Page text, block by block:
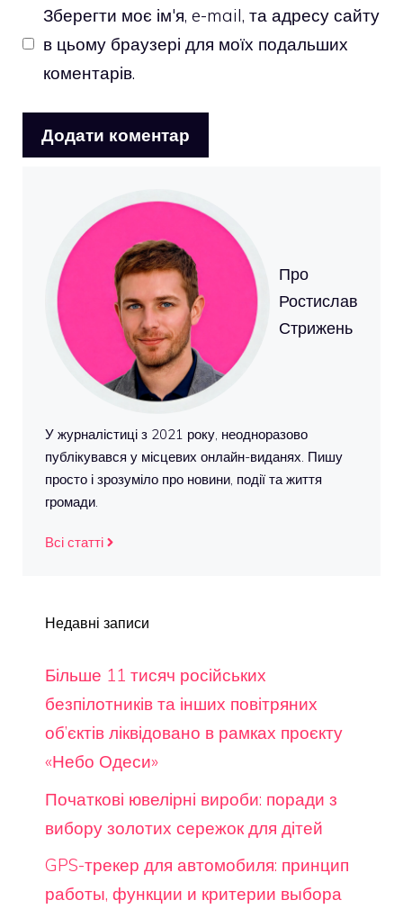
Зберегти моє ім'я, e-mail, та адресу сайту
в цьому браузері для моїх подальших
коментарів.
Про
Ростислав
Стрижень
У журналістиці з 2021 року, неодноразово
публікувався у місцевих онлайн-виданях. Пишу
просто і зрозуміло про новини, події та життя
громади.
Всі статті
Недавні записи
Більше 11 тисяч російських
безпілотників та інших повітряних
об’єктів ліквідовано в рамках проєкту
«Небо Одеси»
Початкові ювелірні вироби: поради з
вибору золотих сережок для дітей
GPS-трекер для автомобиля: принцип
работы, функции и критерии выбора